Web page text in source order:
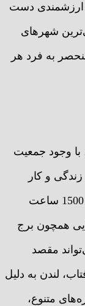
ارزشمندی دست
شهرهای
به فرد هر
با وجود جمعیت
و کار
شناخته می‌شود. این شهر به‌طور متوسط 1500 ساعت
همچون برج
مقصد
لندن به دلیل
متنوع،